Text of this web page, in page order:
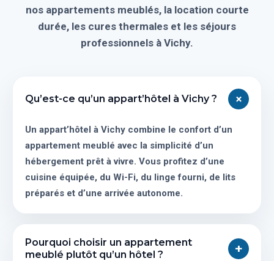
nos appartements meublés, la location courte
durée, les cures thermales et les séjours
professionnels à Vichy.
Qu’est-ce qu’un appart’hôtel à Vichy ? ×
Un appart’hôtel à Vichy combine le confort d’un
appartement meublé avec la simplicité d’un
hébergement prêt à vivre. Vous profitez d’une
cuisine équipée, du Wi-Fi, du linge fourni, de lits
préparés et d’une arrivée autonome.
Pourquoi choisir un appartement
meublé plutôt qu’un hôtel ?
+